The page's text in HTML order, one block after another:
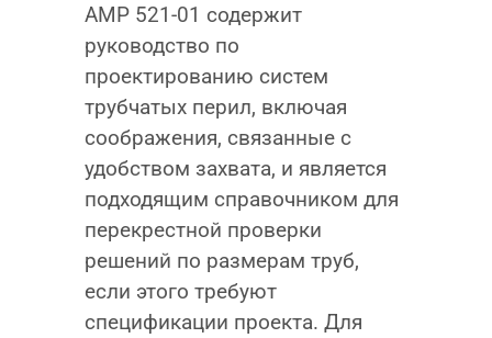
AMP 521-01 содержит
руководство по
проектированию систем
трубчатых перил, включая
соображения, связанные с
удобством захвата, и является
подходящим справочником для
перекрестной проверки
решений по размерам труб,
если этого требуют
спецификации проекта. Для